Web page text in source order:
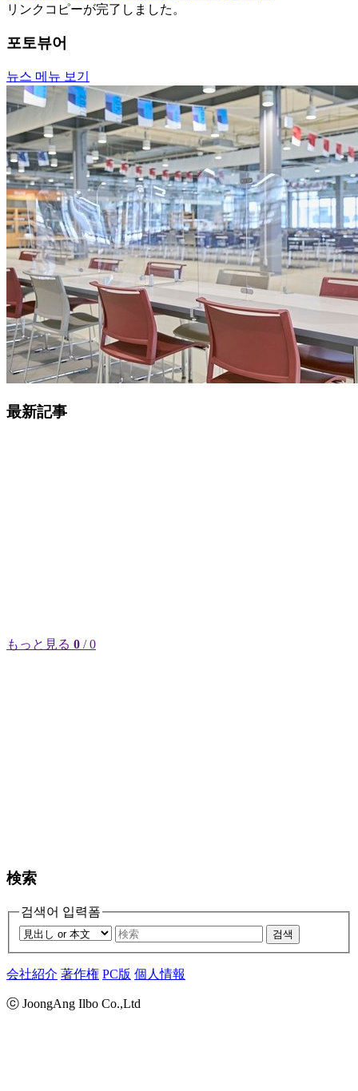
リンクコピーが完了しました。
포토뷰어
뉴스 메뉴 보기
最新記事
もっと見る 0 / 0
検索
검색어 입력폼
검색
会社紹介 著作権 PC版 個人情報
ⓒ JoongAng Ilbo Co.,Ltd